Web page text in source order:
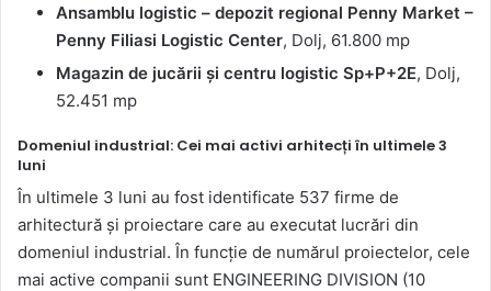
Ansamblu logistic – depozit regional Penny Market –
Penny Filiasi Logistic Center, Dolj, 61.800 mp
Magazin de jucării și centru logistic Sp+P+2E, Dolj,
52.451 mp
Domeniul industrial: Cei mai activi arhitecți în ultimele 3
luni
În ultimele 3 luni au fost identificate 537 firme de
arhitectură și proiectare care au executat lucrări din
domeniul industrial. În funcție de numărul proiectelor, cele
mai active companii sunt ENGINEERING DIVISION (10